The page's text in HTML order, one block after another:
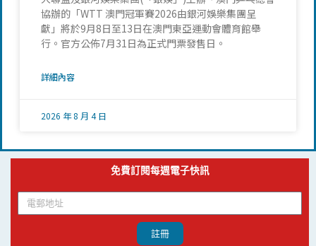
協辦的「WTT 澳門冠軍賽2026由銀河娛樂集團呈
獻」將於9月8日至13日在澳門東亞運動會體育館舉
行。官方公佈7月31日為正式門票發售日。
詳細內容
2026 年 8 月 4 日
免費訂閱每週電子快訊
註冊